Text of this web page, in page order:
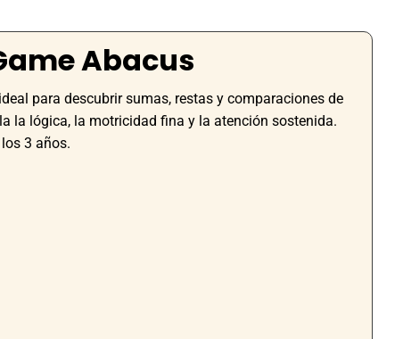
Abacus
para descubrir sumas, restas y comparaciones de
la lógica, la motricidad fina y la atención sostenida.
3 años.